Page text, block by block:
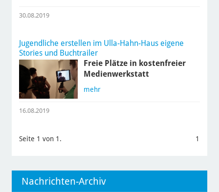
30.08.2019
Jugendliche erstellen im Ulla-Hahn-Haus eigene
Stories und Buchtrailer
Freie Plätze in kostenfreier
Medienwerkstatt
mehr
16.08.2019
Seite 1 von 1. 1
Nachrichten-Archiv